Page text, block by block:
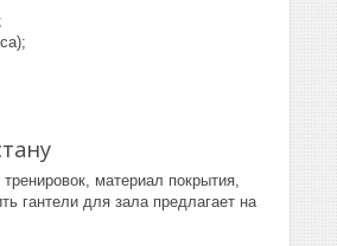
материал покрытия,
гантели для зала предлагает на